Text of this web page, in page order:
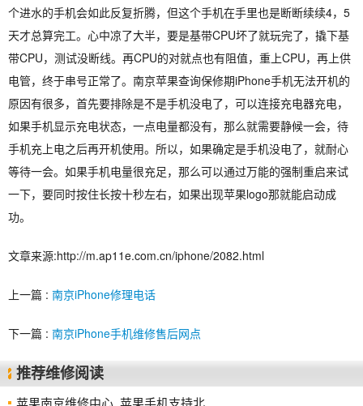
个进水的手机会如此反复折腾，但这个手机在手里也是断断续续4，5
天才总算完工。心中凉了大半，要是基带CPU坏了就玩完了，撬下基
带CPU，测试没断线。再CPU的对就点也有阻值，重上CPU，再上供
电管，终于串号正常了。南京苹果查询保修期iPhone手机无法开机的
原因有很多，首先要排除是不是手机没电了，可以连接充电器充电，
如果手机显示充电状态，一点电量都没有，那么就需要静候一会，待
手机充上电之后再开机使用。所以，如果确定是手机没电了，就耐心
等待一会。如果手机电量很充足，那么可以通过万能的强制重启来试
一下，要同时按住长按十秒左右，如果出现苹果logo那就能启动成
功。
文章来源:http://m.ap11e.com.cn/iphone/2082.html
上一篇 : 南京iPhone修理电话
下一篇 : 南京iPhone手机维修售后网点
推荐维修阅读
苹果南京维修中心_苹果手机支持北